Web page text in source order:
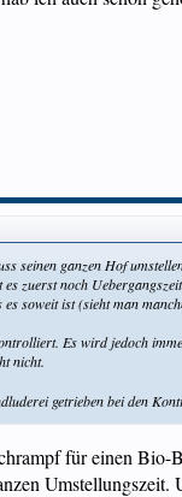
seinen ganzen Hof
es zuerst noch
soweit ist (sieht man
Es wird jedoch
nicht.
getrieben bei den
für einen